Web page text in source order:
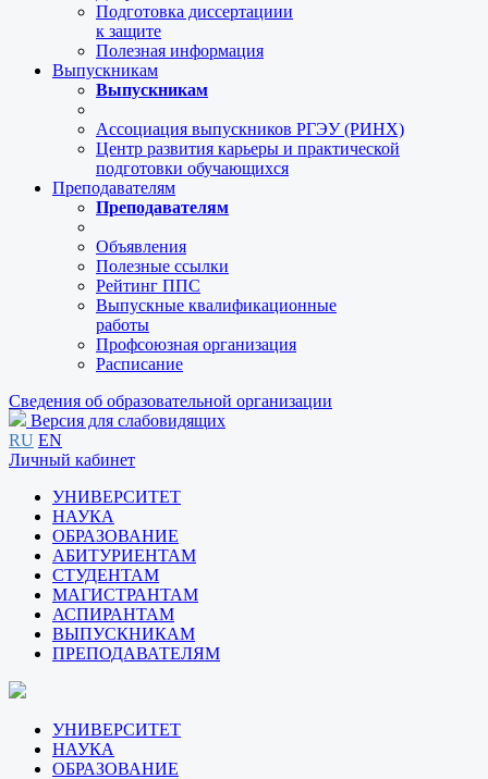
Подготовка диссертациии
к защите
Полезная информация
Выпускникам
Выпускникам
Ассоциация выпускников РГЭУ (РИНХ)
Центр развития карьеры и практической
подготовки обучающихся
Преподавателям
Преподавателям
Объявления
Полезные ссылки
Рейтинг ППС
Выпускные квалификационные
работы
Профсоюзная организация
Расписание
Сведения об образовательной организации
Версия для слабовидящих
RU EN
Личный кабинет
УНИВЕРСИТЕТ
НАУКА
ОБРАЗОВАНИЕ
АБИТУРИЕНТАМ
СТУДЕНТАМ
МАГИСТРАНТАМ
АСПИРАНТАМ
ВЫПУСКНИКАМ
ПРЕПОДАВАТЕЛЯМ
УНИВЕРСИТЕТ
НАУКА
ОБРАЗОВАНИЕ